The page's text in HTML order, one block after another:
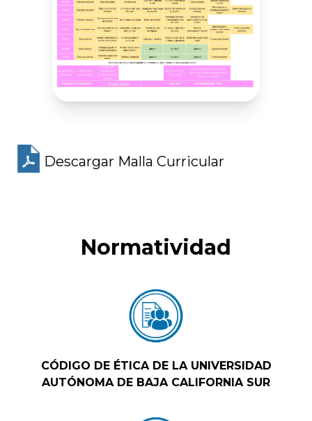
Descargar Malla Curricular
Normatividad
CÓDIGO DE ÉTICA DE LA UNIVERSIDAD
AUTÓNOMA DE BAJA CALIFORNIA SUR